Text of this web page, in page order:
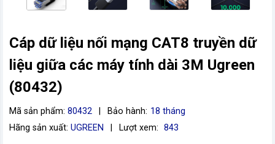
Cáp dữ liệu nối mạng CAT8 truyền dữ
liệu giữa các máy tính dài 3M Ugreen
(80432)
Mã sản phẩm: 80432 Bảo hành: 18 tháng
Hãng sản xuất: UGREEN Lượt xem: 843